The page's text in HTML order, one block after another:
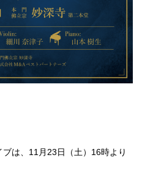
は、11月23日（土）16時より